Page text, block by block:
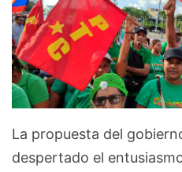
La propuesta del
despertado el